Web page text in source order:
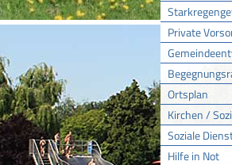
Private
Ortsplan
Kirchen /
Soziale
Hilfe in Not